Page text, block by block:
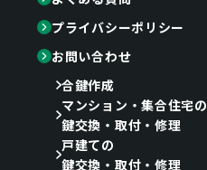
プライバシーポリシー
お問い合わせ
合鍵作成
マンション・集合住宅の
鍵交換・取付・修理
戸建ての
鍵交換・取付・修理